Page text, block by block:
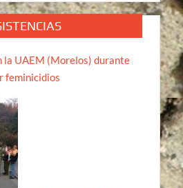
la UAEM (Morelos) durante
feminicidios